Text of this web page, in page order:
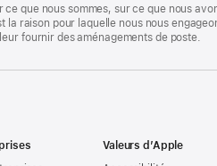
que nous sommes, sur ce que nous
raison pour laquelle nous nous
fournir des aménagements de poste.
Valeurs d’Apple